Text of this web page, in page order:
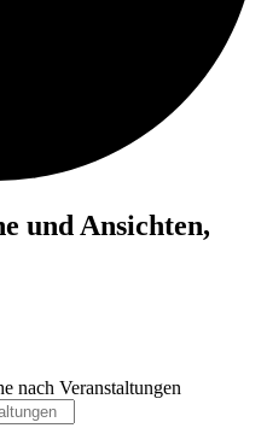
und Ansichten,
nach Veranstaltungen